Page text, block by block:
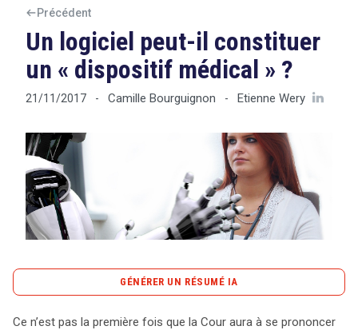
Tout sur le droit de l'innovation
CONTACT
Précédent
Un logiciel peut-il constituer
un « dispositif médical » ?
21/11/2017 - Camille Bourguignon - Etienne Wery
GÉNÉRER UN RÉSUMÉ IA
Ce n’est pas la première fois que la Cour aura à se prononcer